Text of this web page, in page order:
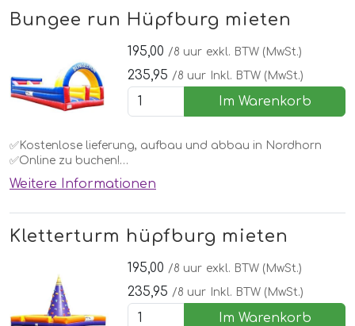
Bungee run Hüpfburg mieten
195,00 /8 uur exkl. BTW (MwSt.)
235,95 /8 uur Inkl. BTW (MwSt.)
Im Warenkorb
✅Kostenlose lieferung, aufbau und abbau in Nordhorn
✅Online zu buchen!
10 x 4 x 3 meter
Weitere Informationen
Kletterturm hüpfburg mieten
195,00 /8 uur exkl. BTW (MwSt.)
235,95 /8 uur Inkl. BTW (MwSt.)
Im Warenkorb